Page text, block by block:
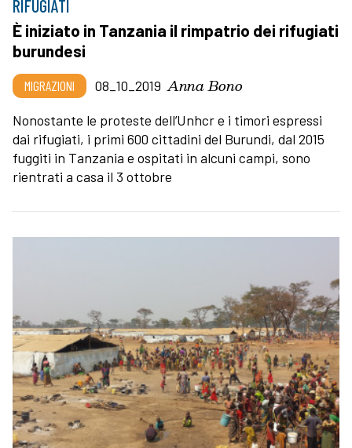
RIFUGIATI
È iniziato in Tanzania il rimpatrio dei rifugiati
burundesi
MIGRAZIONI 08_10_2019 Anna Bono
Nonostante le proteste dell’Unhcr e i timori espressi
dai rifugiati, i primi 600 cittadini del Burundi, dal 2015
fuggiti in Tanzania e ospitati in alcuni campi, sono
rientrati a casa il 3 ottobre